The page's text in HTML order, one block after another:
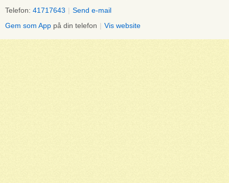
Telefon: 41717643 | Send e-mail
Gem som App på din telefon | Vis website